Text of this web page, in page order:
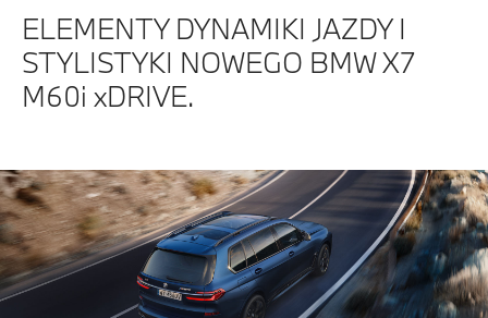
ELEMENTY DYNAMIKI JAZDY I
STYLISTYKI NOWEGO BMW X7
M60i xDRIVE.